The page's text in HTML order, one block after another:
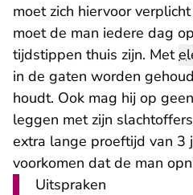
moet zich hiervoor
moet de man iedere dag
tijdstippen thuis zijn. Met
in de gaten worden
houdt. Ook mag hij op
leggen met zijn
extra lange proeftijd van 3
voorkomen dat de man
Uitspraken